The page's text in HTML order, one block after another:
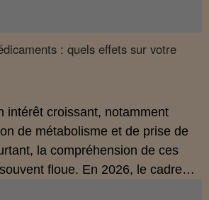
: quels effets sur votre
intérêt croissant, notamment
de métabolisme et de prise de
la compréhension de ces
floue. En 2026, le cadre
des règles strictes : seuls les